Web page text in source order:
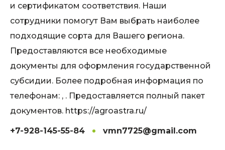
и сертификатом соответствия. Наши
сотрудники помогут Вам выбрать наиболее
подходящие сорта для Вашего региона.
Предоставляются все необходимые
документы для оформления государственной
субсидии. Более подробная информация по
телефонам: , . Предоставляется полный пакет
документов. https://agroastra.ru/
+7-928-145-55-84 vmn7725@gmail.com